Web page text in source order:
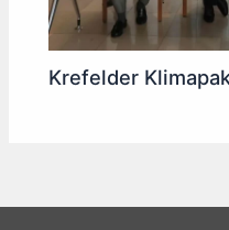
Krefelder